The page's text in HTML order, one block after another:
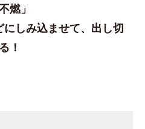
燃」
にしみ込ませて、出し切
る！